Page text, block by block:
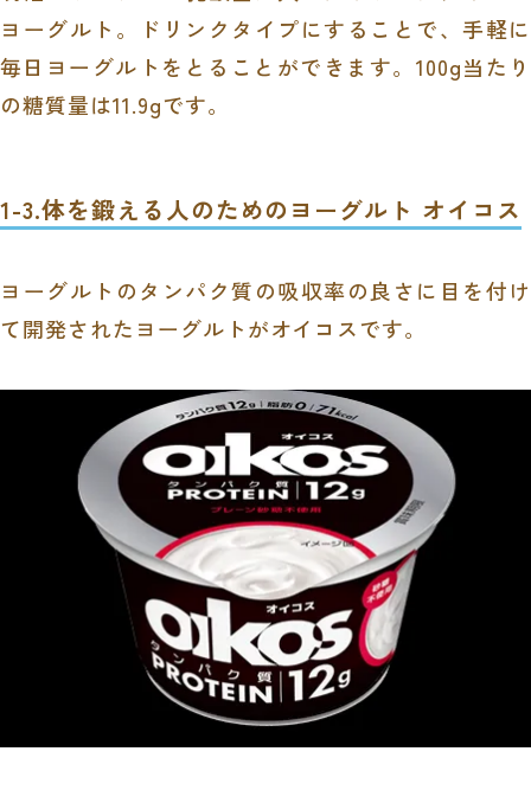
ヨーグルト。ドリンクタイプにすることで、手軽に
毎日ヨーグルトをとることができます。100g当たり
の糖質量は11.9gです。
1-3.体を鍛える人のためのヨーグルト オイコス
ヨーグルトのタンパク質の吸収率の良さに目を付け
て開発されたヨーグルトがオイコスです。